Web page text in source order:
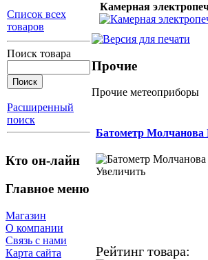
Список всех
товаров
Поиск товара
Расширенный
поиск
Кто он-лайн
Главное меню
Магазин
О компании
Связь с нами
Карта сайта
Камерная
Прочие
Прочие метеоприборы
Батометр Молчанова
Увеличить
Рейтинг товара: